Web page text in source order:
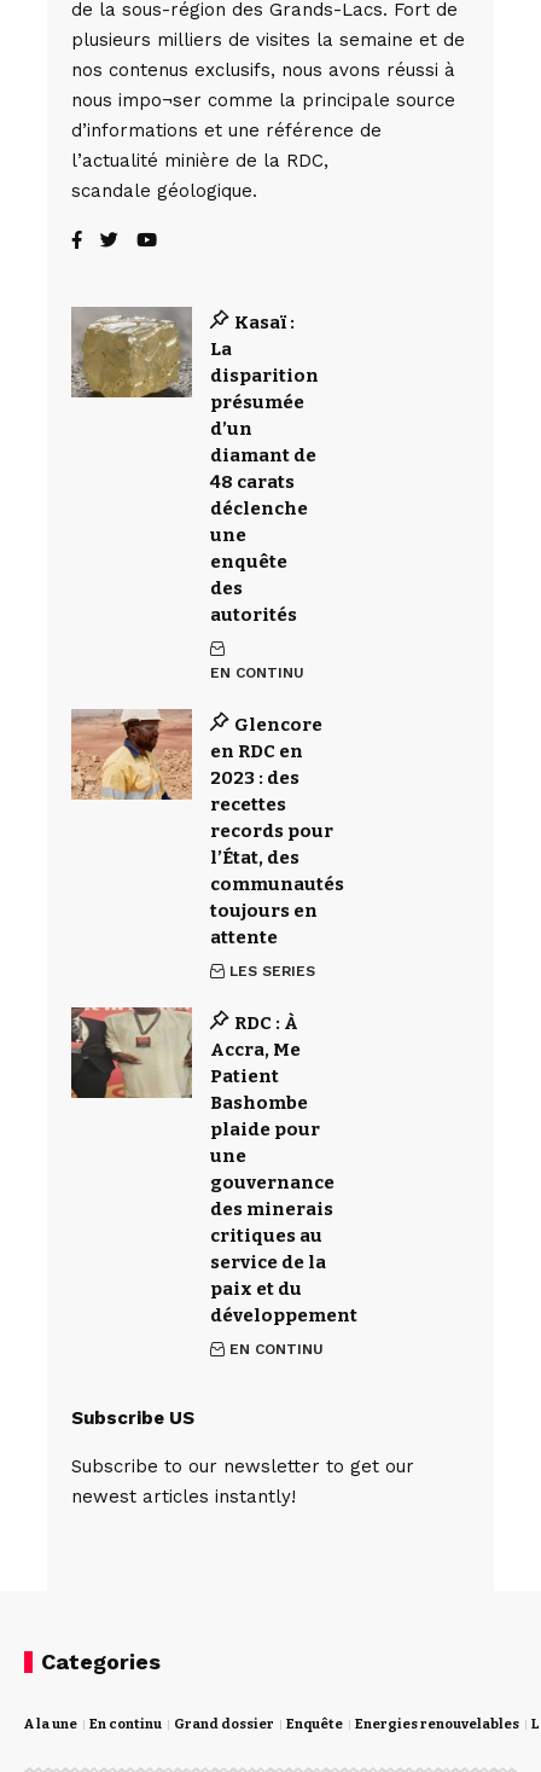
de la sous-région des Grands-Lacs. Fort de
plusieurs milliers de visites la semaine et de
nos contenus exclusifs, nous avons réussi à
nous impo¬ser comme la principale source
d’informations et une référence de
l’actualité minière de la RDC,
scandale géologique.
Kasaï :
La
disparition
présumée
d’un
diamant de
48 carats
déclenche
une
enquête
des
autorités
EN CONTINU
Glencore
en RDC en
2023 : des
recettes
records pour
l’État, des
communautés
toujours en
attente
LES SERIES
RDC : À
Accra, Me
Patient
Bashombe
plaide pour
une
gouvernance
des minerais
critiques au
service de la
paix et du
développement
EN CONTINU
Subscribe US
Subscribe to our newsletter to get our
newest articles instantly!
Categories
A la une En continu Grand dossier Enquête Energies renouvelables